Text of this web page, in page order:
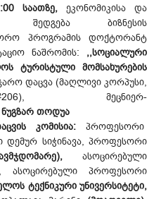
საათზე, ეკონომიკისა და
შედგება ბიზნესის
პროგრამის დოქტორანტ
ნაშრომის: ,,სოციალური
ტურისტული მომსახურების
დაცვა (მაღლივი კორპუსი,
მეცნიერ-
თოდუა
კომისია: პროფესორი
სიჭინავა, პროფესორი
ასოცირებული
ასოცირებული პროფესორი
ტექნიკური უნივერსიტეტი,